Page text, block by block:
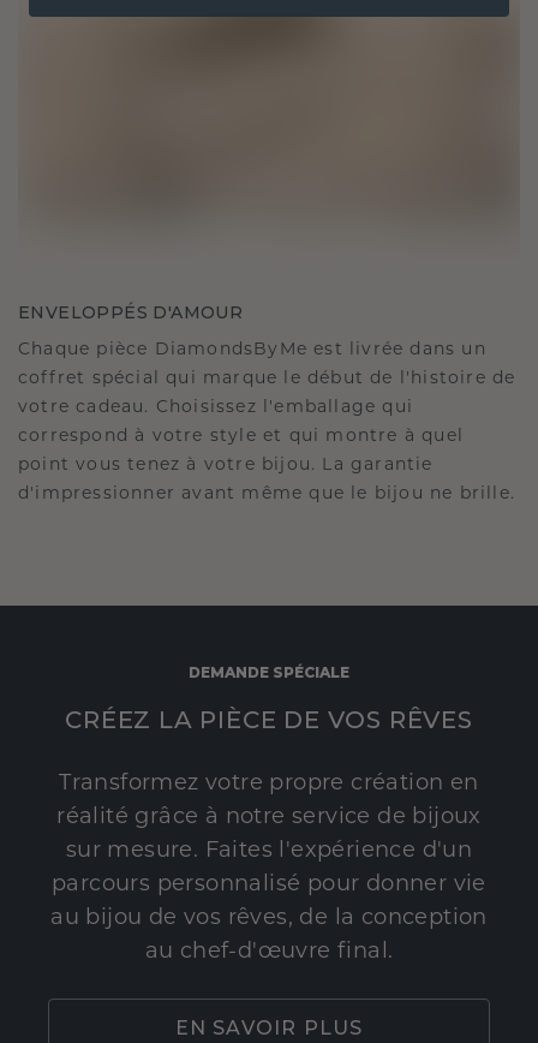
ENVELOPPÉS D'AMOUR
Chaque pièce DiamondsByMe est livrée dans un
coffret spécial qui marque le début de l'histoire de
votre cadeau. Choisissez l'emballage qui
correspond à votre style et qui montre à quel
point vous tenez à votre bijou. La garantie
d'impressionner avant même que le bijou ne brille.
DEMANDE SPÉCIALE
CRÉEZ LA PIÈCE DE VOS RÊVES
Transformez votre propre création en
réalité grâce à notre service de bijoux
sur mesure. Faites l'expérience d'un
parcours personnalisé pour donner vie
au bijou de vos rêves, de la conception
au chef-d'œuvre final.
EN SAVOIR PLUS